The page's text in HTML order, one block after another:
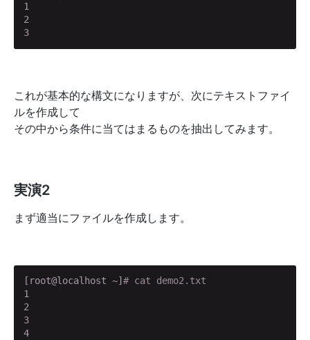
1
2
3
これが基本的な構文になりますが、次にテキストファイ
ルを作成して
その中から条件に当てはまるものを抽出してみます。
実演2
まず適当にファイルを作成します。
[root@localhost ~] # cat demo2.txt
1
2
3
4